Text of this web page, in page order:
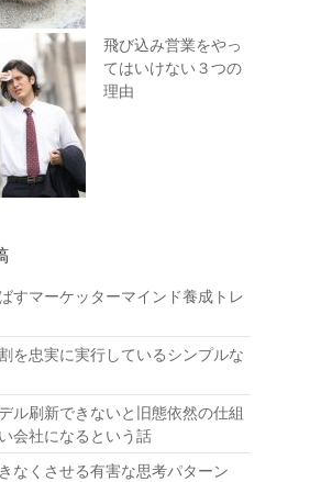
飛び込み営業をやっ
てはいけない３つの
理由
すマーケッターマインド養成トレ
を忠実に実行しているシンプルな
ル刷新できないと旧態依然の仕組
会社になるという話
なくさせる有害な思考パターン